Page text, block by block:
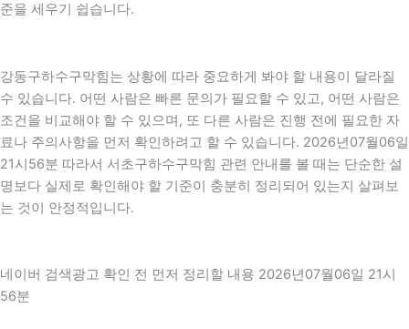
준을 세우기 쉽습니다.
강동구하수구막힘는 상황에 따라 중요하게 봐야 할 내용이 달라질
수 있습니다. 어떤 사람은 빠른 문의가 필요할 수 있고, 어떤 사람은
조건을 비교해야 할 수 있으며, 또 다른 사람은 진행 전에 필요한 자
료나 주의사항을 먼저 확인하려고 할 수 있습니다. 2026년07월06일
21시56분 따라서 서초구하수구막힘 관련 안내를 볼 때는 단순한 설
명보다 실제로 확인해야 할 기준이 충분히 정리되어 있는지 살펴보
는 것이 안정적입니다.
네이버 검색광고 확인 전 먼저 정리할 내용 2026년07월06일 21시
56분